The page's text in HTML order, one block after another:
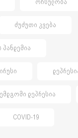
ᲝᲠᲡᲣᲚᲝᲑᲐ
ᲫᲣᲫᲣᲗᲘ ᲙᲕᲔᲑᲐ
ᲓᲔᲞᲠᲔᲡᲘᲐ
COVID-19